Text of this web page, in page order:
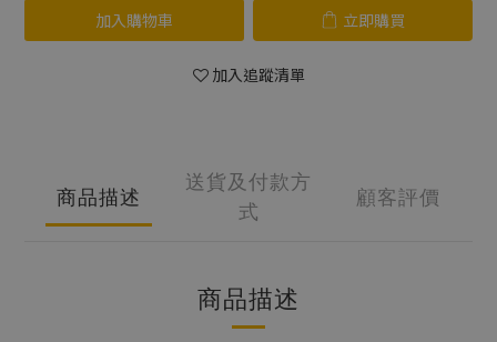
加入購物車 立即購買
加入追蹤清單
商品描述
送貨及付款方
式
顧客評價
商品描述